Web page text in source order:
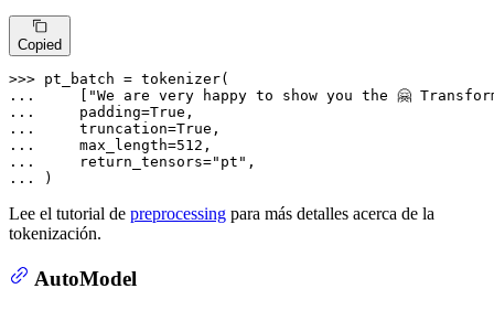
Copied
>>>
...
"We are very happy to show you the 🤗
...
    padding=
True
...
    truncation=
True
...
    max_length=
512
...
    return_tensors=
"pt"
...
)
Lee el tutorial de preprocessing para más detalles acerca de la
tokenización.
AutoModel